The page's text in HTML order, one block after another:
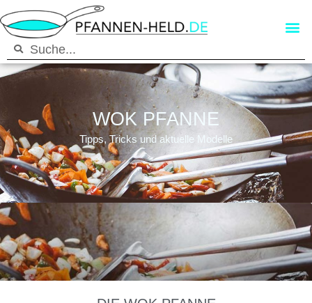
WOK PFANNE
Tipps, Tricks und aktuelle Modelle